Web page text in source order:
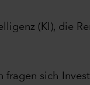
(KI), die
fragen sich